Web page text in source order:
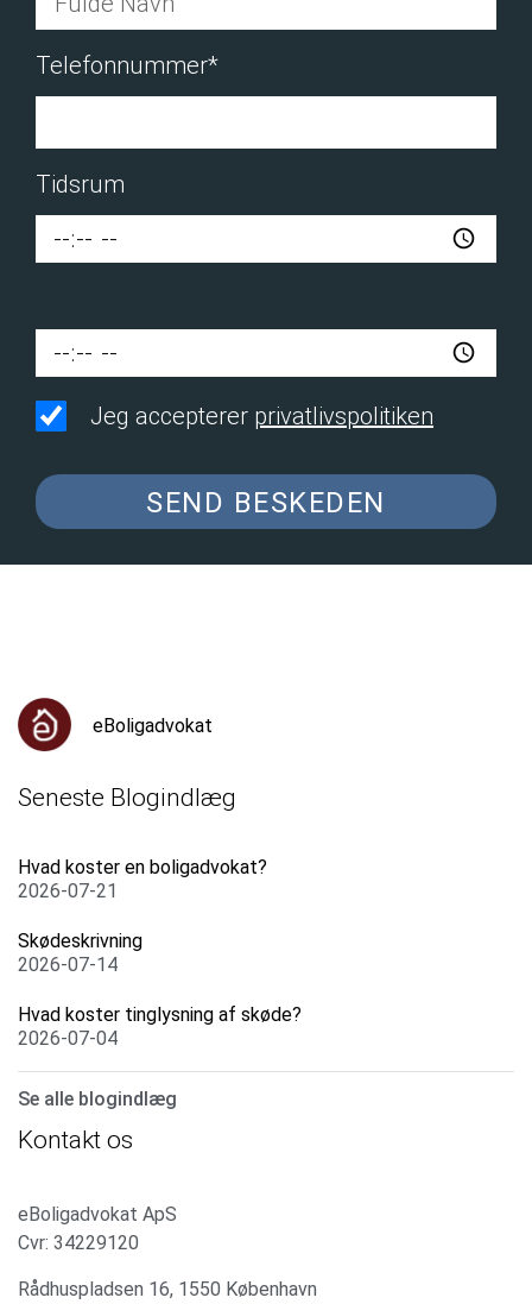
Telefonnummer*
Tidsrum
Jeg accepterer privatlivspolitiken
SEND BESKEDEN
eBoligadvokat
Seneste Blogindlæg
Hvad koster en boligadvokat?
2026-07-21
Skødeskrivning
2026-07-14
Hvad koster tinglysning af skøde?
2026-07-04
Se alle blogindlæg
Kontakt os
eBoligadvokat ApS
Cvr: 34229120
Rådhuspladsen 16, 1550 København